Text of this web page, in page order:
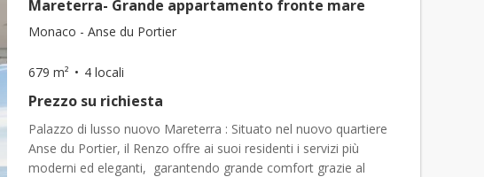
Mareterra- Grande appartamento fronte mare
Monaco - Anse du Portier
679 m² 4 locali
Prezzo su richiesta
Palazzo di lusso nuovo Mareterra : Situato nel nuovo quartiere
Anse du Portier, il Renzo offre ai suoi residenti i servizi più
moderni ed eleganti, garantendo grande comfort grazie al